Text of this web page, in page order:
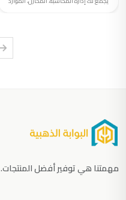
مهمتنا هي توفير أفضل المنتجات.